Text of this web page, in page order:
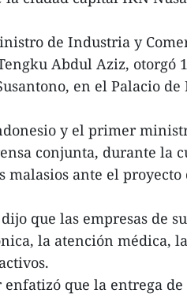
de Industria y
Abdul Aziz, otorgó
en el Palacio de
y el primer
conjunta, durante la
malasios ante el proyecto
que las empresas de
la atención médica, la
que la entrega de